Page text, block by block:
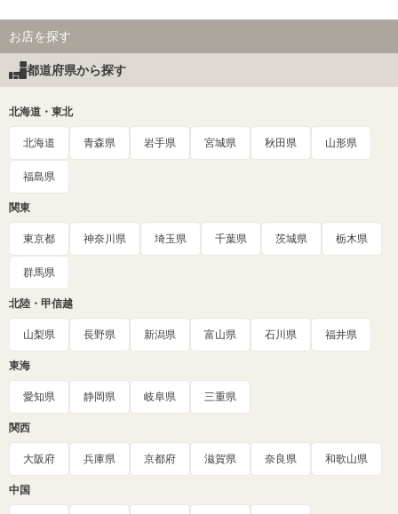
お店を探す
都道府県から探す
北海道・東北
北海道 青森県 岩手県 宮城県 秋田県 山形県
福島県
関東
東京都 神奈川県 埼玉県 千葉県 茨城県 栃木県
群馬県
北陸・甲信越
山梨県 長野県 新潟県 富山県 石川県 福井県
東海
愛知県 静岡県 岐阜県 三重県
関西
大阪府 兵庫県 京都府 滋賀県 奈良県 和歌山県
中国